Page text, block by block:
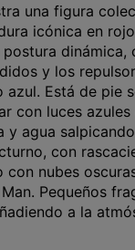
una figura
icónica en
dinámica,
y los
azul. Está de pie
con luces azules
y agua
con
con nubes
Pequeños
a la